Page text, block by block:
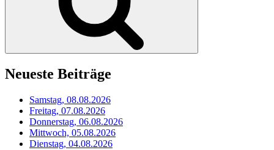
Neueste Beiträge
Samstag, 08.08.2026
Freitag, 07.08.2026
Donnerstag, 06.08.2026
Mittwoch, 05.08.2026
Dienstag, 04.08.2026